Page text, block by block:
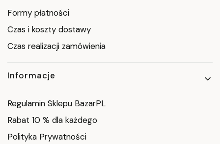
Formy płatności
Czas i koszty dostawy
Czas realizacji zamówienia
Informacje
Regulamin Sklepu BazarPL
Rabat 10 % dla każdego
Polityka Prywatności